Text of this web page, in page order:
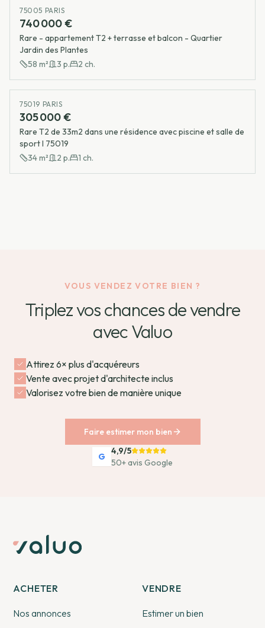
75005 PARIS
740 000 €
Rare - appartement T2 + terrasse et balcon - Quartier
Jardin des Plantes
58 m² 3 p. 2 ch.
75019 PARIS
305 000 €
Rare T2 de 33m2 dans une résidence avec piscine et salle de
sport I 75019
34m² 2 p. 1 ch.
VOUS VENDEZ VOTRE BIEN ?
Triplez vos chances de vendre
avec Valuo
Attirez 6× plus d'acquéreurs
Vente avec projet d'architecte inclus
Valorisez votre bien de manière unique
Faire estimer mon bien
G
4,9/5
50+ avis Google
ACHETER
Nos annonces
VENDRE
Estimer un bien